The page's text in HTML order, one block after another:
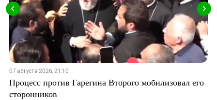
07 августа 2026, 21:10
Процесс против Гарегина Второго мобилизовал его
сторонников